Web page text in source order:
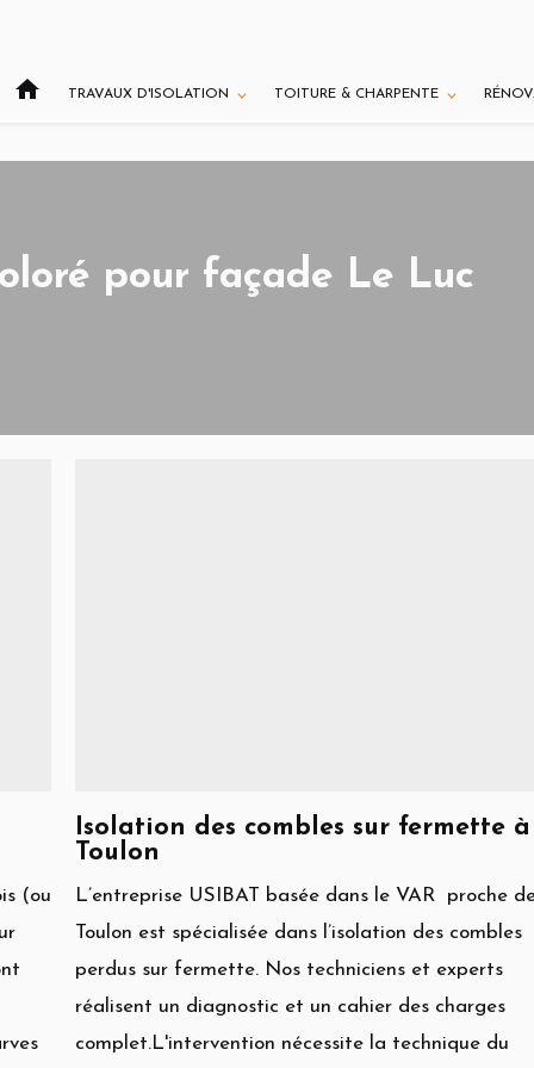
home TRAVAUX D'ISOLATION TOITURE & CHARPENTE
pour façade Le Luc
(ou
Isolation des combles sur fermette à
Toulon
L’entreprise USIBAT basée dans le VAR proche
Toulon est spécialisée dans l’isolation des combles
perdus sur fermette. Nos techniciens et experts
réalisent un diagnostic et un cahier des charges
complet.L'intervention nécessite la technique du